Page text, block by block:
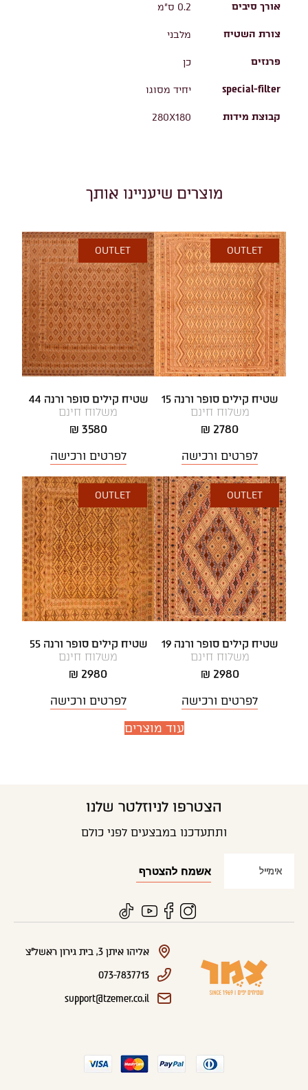
אורך סיבים 0.2 ס"מ
צורת השטיח מלבני
פרנזים כן
special-filter יחיד מסוגו
קבוצת מידות 280X180
מוצרים שיעניינו אותך
OUTLET
שטיח קילים סופר ורנה 15
משלוח חינם
2780 ₪
לפרטים ורכישה
OUTLET
שטיח קילים סופר ורנה 44
משלוח חינם
3580 ₪
לפרטים ורכישה
OUTLET
שטיח קילים סופר ורנה 19
משלוח חינם
2980 ₪
לפרטים ורכישה
OUTLET
שטיח קילים סופר ורנה 55
משלוח חינם
2980 ₪
לפרטים ורכישה
עוד מוצרים
הצטרפו לניוזלטר שלנו
ותתעדכנו במבצעים לפני כולם
אליהו איתן 3, בית גירון ראשל"צ
073-7837713
support@tzemer.co.il